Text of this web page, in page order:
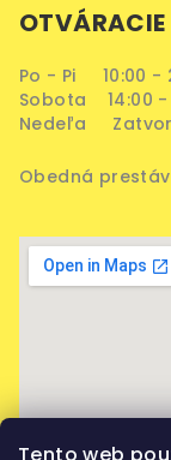
Po - Pi 10:00 -
Sobota 14:00 -
Nedeľa
Obedná